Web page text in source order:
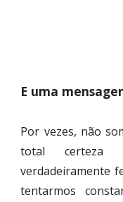
E uma
Por vezes, não
total certeza
verdadeiramente
tentarmos